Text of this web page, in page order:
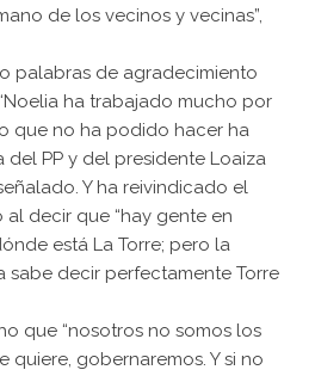
de los vecinos y vecinas”,
palabras de agradecimiento
ha trabajado mucho por
que no ha podido hacer ha
del PP y del presidente Loaiza
Y ha reivindicado el
decir que “hay gente en
está La Torre; pero la
sabe decir perfectamente Torre
que “nosotros no somos los
quiere, gobernaremos. Y si no